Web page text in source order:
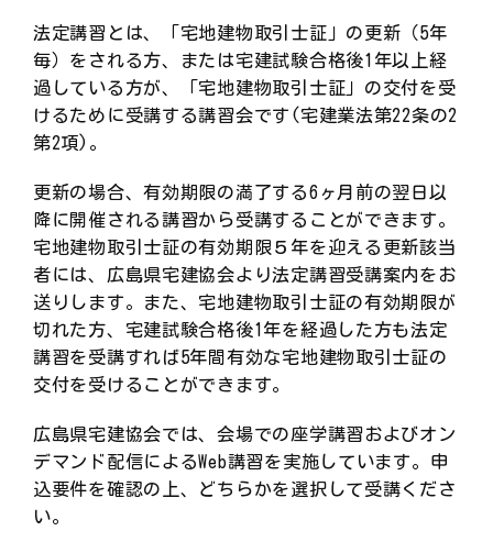
法定講習とは、「宅地建物取引士証」の更新（5年
毎）をされる方、または宅建試験合格後1年以上経
過している方が、「宅地建物取引士証」の交付を受
けるために受講する講習会です(宅建業法第22条の2
第2項)。
更新の場合、有効期限の満了する6ヶ月前の翌日以
降に開催される講習から受講することができます。
宅地建物取引士証の有効期限５年を迎える更新該当
者には、広島県宅建協会より法定講習受講案内をお
送りします。また、宅地建物取引士証の有効期限が
切れた方、宅建試験合格後1年を経過した方も法定
講習を受講すれば5年間有効な宅地建物取引士証の
交付を受けることができます。
広島県宅建協会では、会場での座学講習およびオン
デマンド配信によるWeb講習を実施しています。申
込要件を確認の上、どちらかを選択して受講くださ
い。